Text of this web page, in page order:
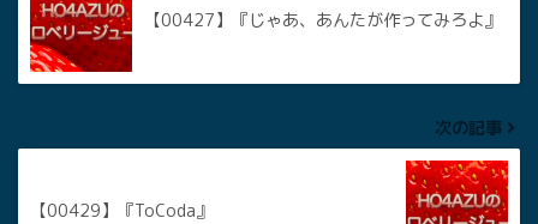
【00427】『じゃあ、あんたが作ってみろよ』
次の記事
【00429】『ToCoda』